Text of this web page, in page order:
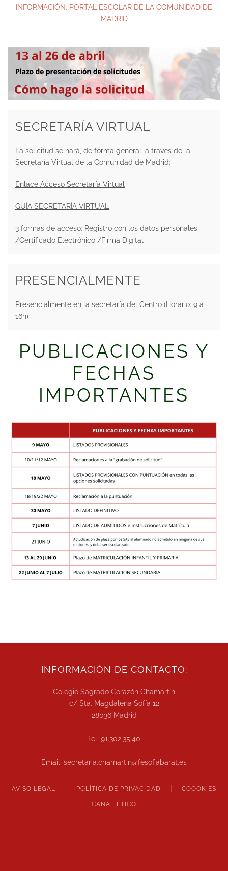
INFORMACIÓN: PORTAL ESCOLAR DE LA COMUNIDAD DE
MADRID
SECRETARÍA VIRTUAL
La solicitud se hará, de forma general, a través de la
Secretaría Virtual de la Comunidad de Madrid:
Enlace Acceso Secretaría Virtual
GUÍA SECRETARÍA VIRTUAL
3 formas de acceso: Registro con los datos personales
/Certificado Electrónico /Firma Digital
PRESENCIALMENTE
Presencialmente en la secretaría del Centro (Horario: 9 a
16h)
PUBLICACIONES Y
FECHAS
IMPORTANTES
INFORMACIÓN DE CONTACTO:
Colegio Sagrado Corazón Chamartín
c/ Sta. Magdalena Sofía 12
28036 Madrid
Tel. 91.302.35.40
Email: secretaria.chamartin@fesofiabarat.es
AVISO LEGAL POLÍTICA DE PRIVACIDAD COOOKIES
CANAL ÉTICO